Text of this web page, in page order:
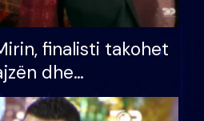
finalisti takohet
dhe
ndonjë letër